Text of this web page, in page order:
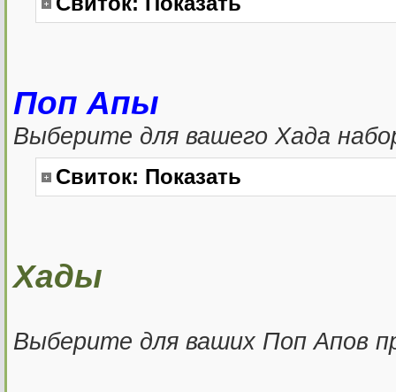
Поп Апы
Выберите для вашего Хада
Свиток: Показать
Хады
Выберите для ваших Поп Апов